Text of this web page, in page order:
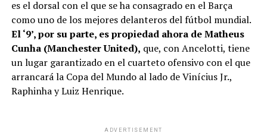
es el dorsal con el que se ha consagrado en el Barça
como uno de los mejores delanteros del fútbol mundial.
El ‘9’, por su parte, es propiedad ahora de Matheus
Cunha (Manchester United), que, con Ancelotti, tiene
un lugar garantizado en el cuarteto ofensivo con el que
arrancará la Copa del Mundo al lado de Vinícius Jr.,
Raphinha y Luiz Henrique.
ADVERTISEMENT